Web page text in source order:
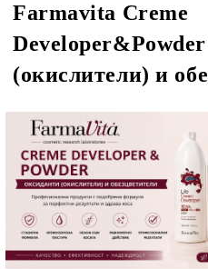
Farmavita Creme
(окислители) и